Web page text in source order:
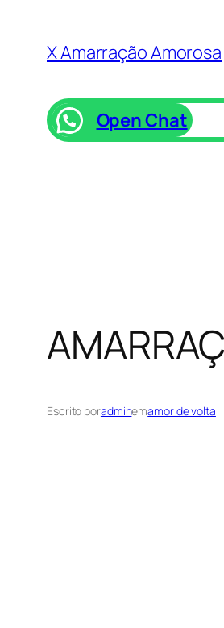
X Amarração Amorosa
Open Chat
Escrito poradminemamor de volta